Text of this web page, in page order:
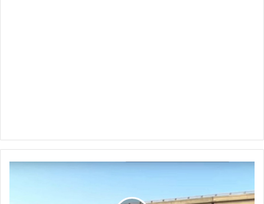
Cuelgan